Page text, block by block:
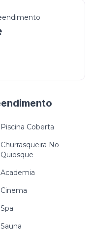
Piscina Coberta
Churrasqueira No
Quiosque
Academia
Cinema
Spa
Sauna